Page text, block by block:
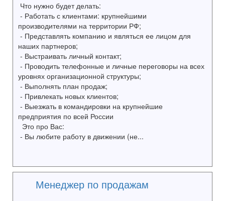
Что нужно будет делать:
- Работать с клиентами: крупнейшими
производителями на территории РФ;
- Представлять компанию и являться ее лицом для
наших партнеров;
- Выстраивать личный контакт;
- Проводить телефонные и личные переговоры на всех
уровнях организационной структуры;
- Выполнять план продаж;
- Привлекать новых клиентов;
- Выезжать в командировки на крупнейшие
предприятия по всей России
Это про Вас:
- Вы любите работу в движении (не...
Менеджер по продажам